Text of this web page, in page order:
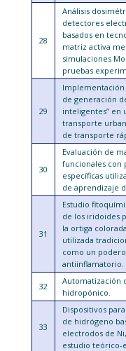
28
Análisis
detectores
basados en
matriz activa
simulaciones
pruebas
29
Implementación
de generación
inteligentes” en
transporte
de transporte
30
Evaluación de
funcionales con
específicas
de aprendizaje
31
Estudio
de los iridoides
la ortiga
utilizada
como un
antiinflamatorio.
32
Automatización
hidropónico.
33
Dispositivos
de hidrógeno
electrodos de Ni,
estudio teórico-